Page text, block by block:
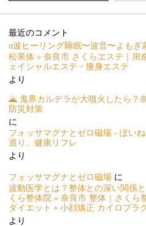
最近のコメント
α波ヒーリング睡眠〜波音〜よもぎ
松果体 » 奈良市 さくらエステ｜JR
ェイシャルエステ・痩身エステ
より
🌋 鬼界カルデラが大噴火したら？
防災対策
に
フォッサマグナとゼロ磁場 - ぽい
巡り、健康リフレ
より
フォッサマグナとゼロ磁場 に
波動医学とは？整体との深い関係
くら整体院 » 奈良市 整体｜さく
ダイエット＋小顔矯正 カイロプラ
より